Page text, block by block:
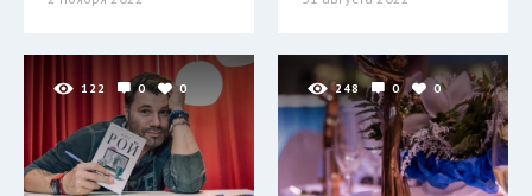
122 0 0 248 0 0